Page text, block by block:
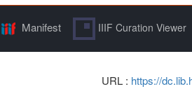
Manifest IIIF Curation Viewer
URL : https://